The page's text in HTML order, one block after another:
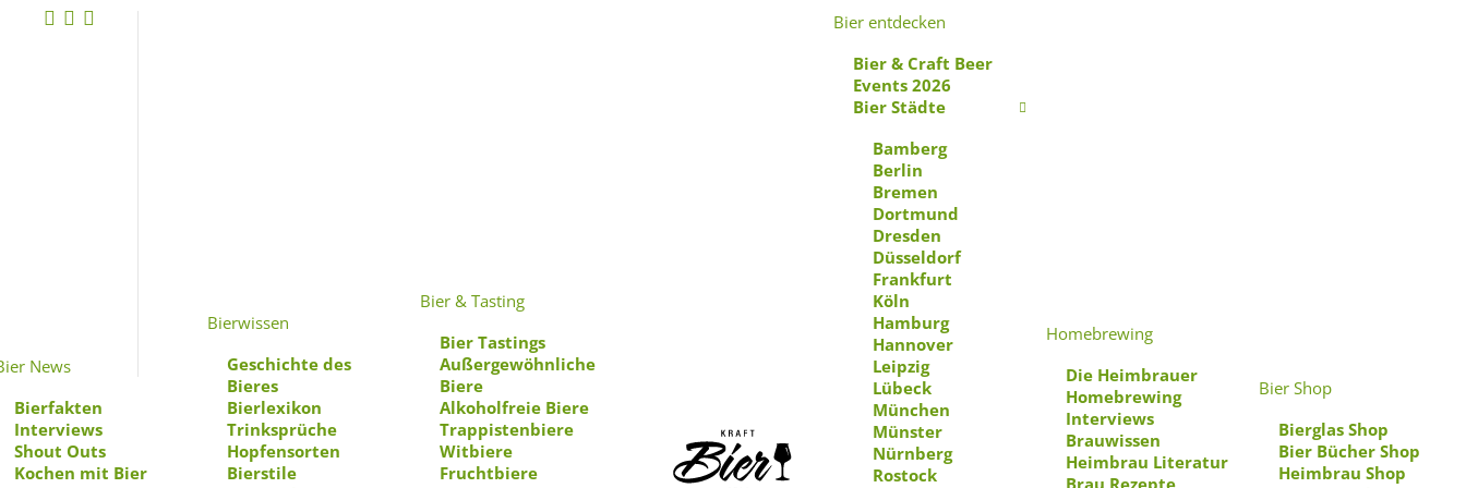
News
Bierfakten
Interviews
Shout Outs
Kochen mit Bier
Bierwissen
Geschichte des
Bieres
Bierlexikon
Trinksprüche
Hopfensorten
Bierstile
Bier & Tasting
Bier Tastings
Außergewöhnliche
Biere
Alkoholfreie Biere
Trappistenbiere
Witbiere
Fruchtbiere
Bier entdecken
Bier & Craft Beer
Events 2026
Bier Städte
Bamberg
Berlin
Bremen
Dortmund
Dresden
Düsseldorf
Frankfurt
Köln
Hamburg
Hannover
Leipzig
Lübeck
München
Münster
Nürnberg
Rostock
Homebrewing
Die Heimbrauer
Homebrewing
Interviews
Brauwissen
Heimbrau Literatur
Brau Rezepte
Bier Shop
Bierglas Shop
Bier Bücher Shop
Heimbrau Shop
Josephinenhütte